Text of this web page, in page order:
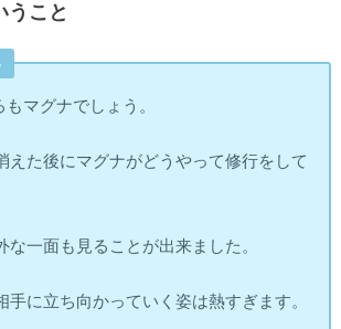
うこと
マグナでしょう。
えた後にマグナがどうやって修行をして
な一面も見ることが出来ました。
手に立ち向かっていく姿は熱すぎます。